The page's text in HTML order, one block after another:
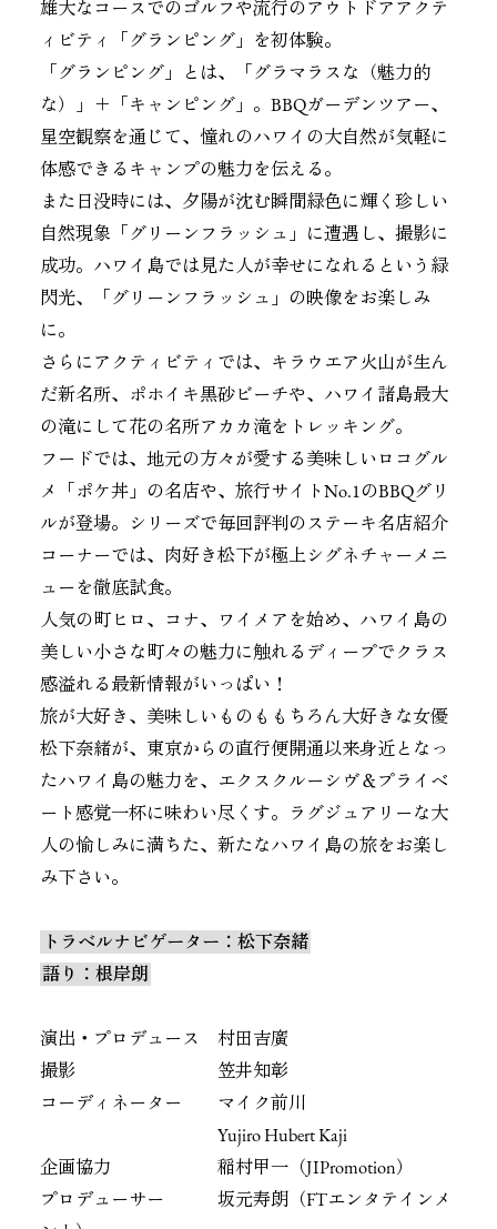
雄大なコースでのゴルフや流行のアウトドアアクテ
ィビティ「グランピング」を初体験。
「グランピング」とは、「グラマラスな（魅力的
な）」＋「キャンピング」。BBQガーデンツアー、
星空観察を通じて、憧れのハワイの大自然が気軽に
体感できるキャンプの魅力を伝える。
また日没時には、夕陽が沈む瞬間緑色に輝く珍しい
自然現象「グリーンフラッシュ」に遭遇し、撮影に
成功。ハワイ島では見た人が幸せになれるという緑
閃光、「グリーンフラッシュ」の映像をお楽しみ
に。
さらにアクティビティでは、キラウエア火山が生ん
だ新名所、ポホイキ黒砂ビーチや、ハワイ諸島最大
の滝にして花の名所アカカ滝をトレッキング。
フードでは、地元の方々が愛する美味しいロコグル
メ「ポケ丼」の名店や、旅行サイトNo.1のBBQグリ
ルが登場。シリーズで毎回評判のステーキ名店紹介
コーナーでは、肉好き松下が極上シグネチャーメニ
ューを徹底試食。
人気の町ヒロ、コナ、ワイメアを始め、ハワイ島の
美しい小さな町々の魅力に触れるディープでクラス
感溢れる最新情報がいっぱい！
旅が大好き、美味しいものももちろん大好きな女優
松下奈緒が、東京からの直行便開通以来身近となっ
たハワイ島の魅力を、エクスクルーシヴ＆プライベ
ート感覚一杯に味わい尽くす。ラグジュアリーな大
人の愉しみに満ちた、新たなハワイ島の旅をお楽し
み下さい。
トラベルナビゲーター：松下奈緒
語り：根岸朗
演出・プロデュース 村田吉廣
撮影 笠井知彰
コーディネーター マイク前川
Yujiro Hubert Kaji
企画協力 稲村甲一（JIPromotion）
プロデューサー 坂元寿朗（FTエンタテインメ